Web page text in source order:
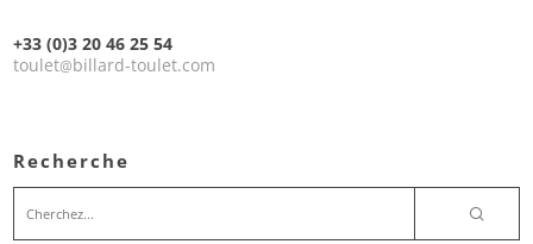
+33 (0)3 20 46 25 54
toulet@billard-toulet.com
Recherche